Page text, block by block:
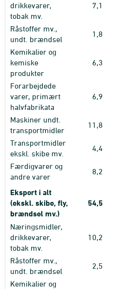
drikkevarer,
tobak mv.
7,1
Råstoffer mv.,
undt. brændsel
1,8
Kemikalier og
kemiske
produkter
6,3
Forarbejdede
varer, primært
halvfabrikata
6,9
Maskiner undt.
transportmidler
11,8
Transportmidler
ekskl. skibe mv.
4,4
Færdigvarer og
andre varer
8,2
Eksport i alt
(ekskl. skibe, fly,
brændsel mv.)
54,5
Næringsmidler,
drikkevarer,
tobak mv.
10,2
Råstoffer mv.,
undt. brændsel
2,5
Kemikalier og